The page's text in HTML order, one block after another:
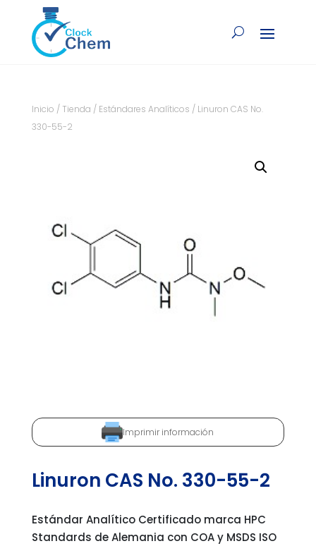
Inicio / Tienda / Estándares Analíticos / Linuron CAS No.
330-55-2
Imprimir información
Linuron CAS No. 330-55-2
Estándar Analítico Certificado marca HPC
Standards de Alemania con COA y MSDS ISO